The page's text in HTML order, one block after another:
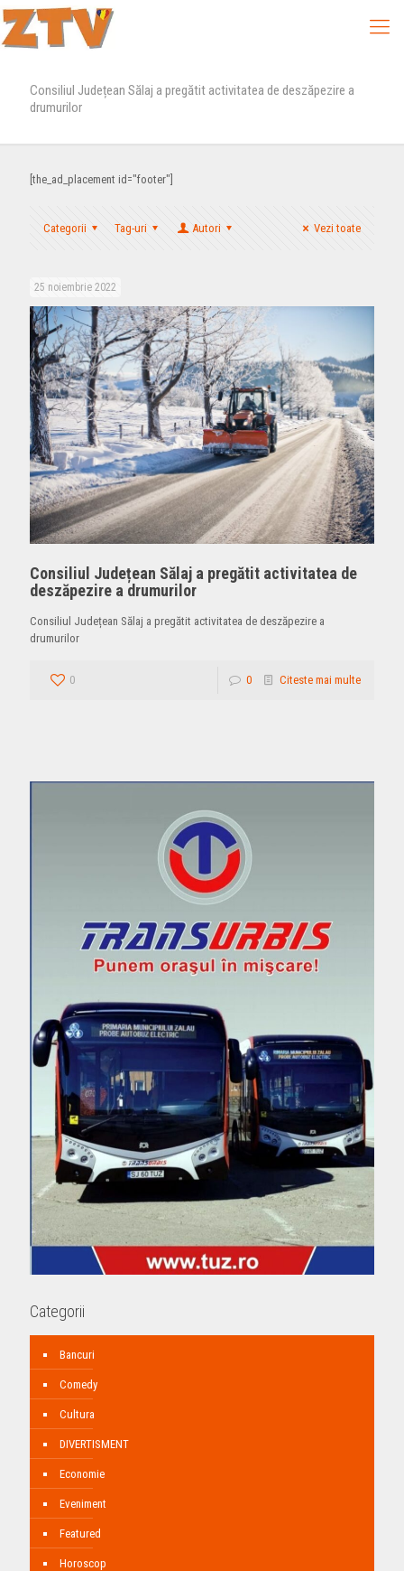
Consiliul Județean Sălaj a pregătit activitatea de deszăpezire a
drumurilor
[the_ad_placement id="footer"]
Categorii Tag-uri Autori Vezi toate
25 noiembrie 2022
Consiliul Județean Sălaj a pregătit activitatea de
deszăpezire a drumurilor
Consiliul Județean Sălaj a pregătit activitatea de deszăpezire a
drumurilor
0 0 Citeste mai multe
Categorii
Bancuri
Comedy
Cultura
DIVERTISMENT
Economie
Eveniment
Featured
Horoscop